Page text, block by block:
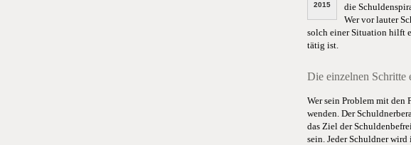
2015
die
Wer vor lauter
solch einer Situation hilft
tätig ist.
Die einzelnen Schritte
Wer sein Problem mit den
wenden. Der
das Ziel der
sein. Jeder Schuldner